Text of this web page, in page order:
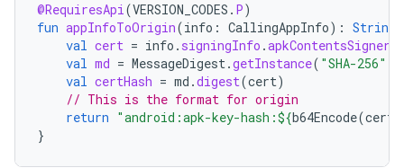
@RequiresApi(VERSION_CODES . P)
fun appInfoToOrigin(info : CallingAppInfo): String
val cert = info . signingInfo .apkContentsSigners
val md = MessageDigest.getInstance( "SHA-256"
val certHash = md .digest(cert)
// This is the format for origin
return "android:apk-key-hash:${b64Encode(
}